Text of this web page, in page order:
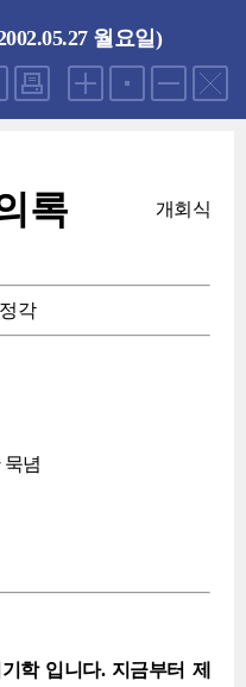
월요일)
록 개회식
각
념
학 입니다. 지금부터 제